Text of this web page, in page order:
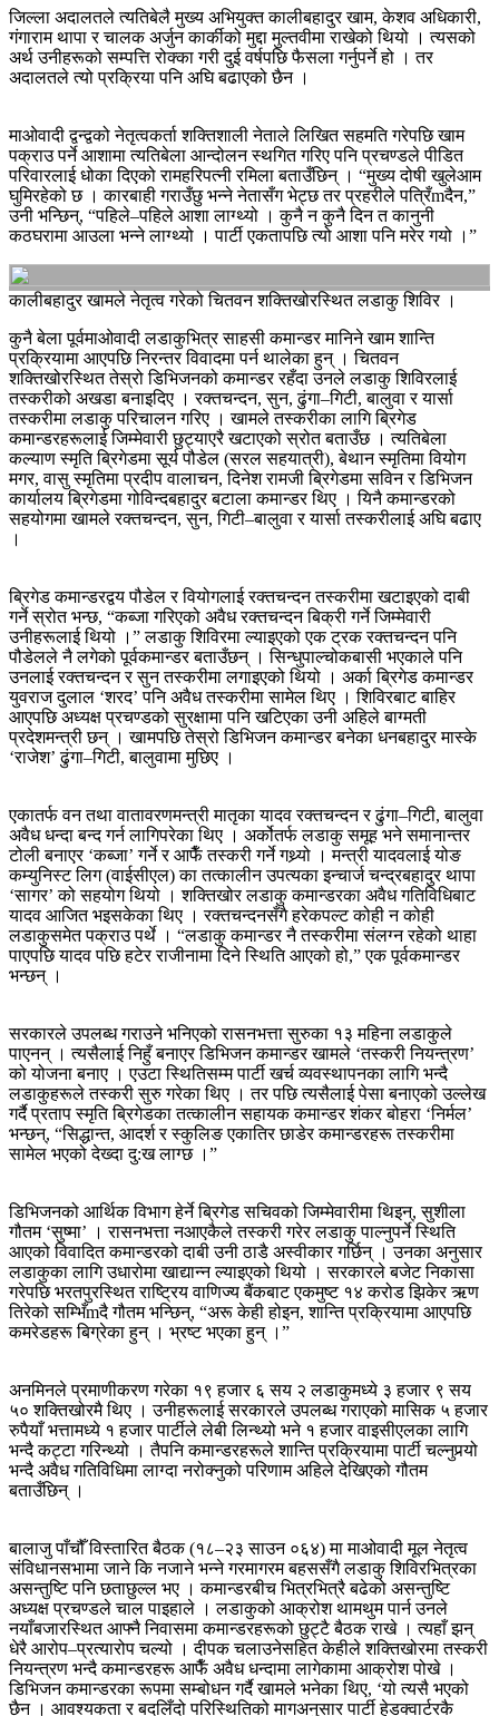
जिल्ला अदालतले त्यतिबेलै मुख्य अभियुक्त कालीबहादुर खाम, केशव अधिकारी,
गंगाराम थापा र चालक अर्जुन कार्कीको मुद्दा मुल्तवीमा राखेको थियो । त्यसको
अर्थ उनीहरूको सम्पत्ति रोक्का गरी दुई वर्षपछि फैसला गर्नुपर्ने हो । तर
अदालतले त्यो प्रक्रिया पनि अघि बढाएको छैन ।
माओवादी द्वन्द्वको नेतृत्वकर्ता शक्तिशाली नेताले लिखित सहमति गरेपछि खाम
पक्राउ पर्ने आशामा त्यतिबेला आन्दोलन स्थगित गरिए पनि प्रचण्डले पीडित
परिवारलाई धोका दिएको रामहरिपत्नी रमिला बताउँछिन् । “मुख्य दोषी खुलेआम
घुमिरहेको छ । कारबाही गराउँछु भन्‍ने नेतासँग भेट्छ तर प्रहरीले पत्रिँmदैन,”
उनी भन्छिन्, “पहिले–पहिले आशा लाग्थ्यो । कुनै न कुनै दिन त कानुनी
कठघरामा आउला भन्‍ने लाग्थ्यो । पार्टी एकतापछि त्यो आशा पनि मरेर गयो ।”
कालीबहादुर खामले नेतृत्व गरेको चितवन शक्तिखोरस्थित लडाकु शिविर ।
कुनै बेला पूर्वमाओवादी लडाकुभित्र साहसी कमान्डर मानिने खाम शान्ति
प्रक्रियामा आएपछि निरन्तर विवादमा पर्न थालेका हुन् । चितवन
शक्तिखोरस्थित तेस्रो डिभिजनको कमान्डर रहँदा उनले लडाकु शिविरलाई
तस्करीको अखडा बनाइदिए । रक्तचन्दन, सुन, ढुंगा–गिटी, बालुवा र यार्सा
तस्करीमा लडाकु परिचालन गरिए । खामले तस्करीका लागि ब्रिगेड
कमान्डरहरूलाई जिम्मेवारी छुट्याएरै खटाएको स्रोत बताउँछ । त्यतिबेला
कल्याण स्मृति ब्रिगेडमा सूर्य पौडेल (सरल सहयात्री), बेथान स्मृतिमा वियोग
मगर, वासु स्मृतिमा प्रदीप वालाचन, दिनेश रामजी ब्रिगेडमा सविन र डिभिजन
कार्यालय ब्रिगेडमा गोविन्दबहादुर बटाला कमान्डर थिए । यिनै कमान्डरको
सहयोगमा खामले रक्तचन्दन, सुन, गिटी–बालुवा र यार्सा तस्करीलाई अघि बढाए
।
ब्रिगेड कमान्डरद्वय पौडेल र वियोगलाई रक्तचन्दन तस्करीमा खटाइएको दाबी
गर्ने स्रोत भन्छ, “कब्जा गरिएको अवैध रक्तचन्दन बिक्री गर्ने जिम्मेवारी
उनीहरूलाई थियो ।” लडाकु शिविरमा ल्याइएको एक ट्रक रक्तचन्दन पनि
पौडेलले नै लगेको पूर्वकमान्डर बताउँछन् । सिन्धुपाल्चोकबासी भएकाले पनि
उनलाई रक्तचन्दन र सुन तस्करीमा लगाइएको थियो । अर्का ब्रिगेड कमान्डर
युवराज दुलाल ‘शरद’ पनि अवैध तस्करीमा सामेल थिए । शिविरबाट बाहिर
आएपछि अध्यक्ष प्रचण्डको सुरक्षामा पनि खटिएका उनी अहिले बाग्मती
प्रदेशमन्त्री छन् । खामपछि तेस्रो डिभिजन कमान्डर बनेका धनबहादुर मास्के
‘राजेश’ ढुंगा–गिटी, बालुवामा मुछिए ।
एकातर्फ वन तथा वातावरणमन्त्री मातृका यादव रक्तचन्दन र ढुंगा–गिटी, बालुवा
अवैध धन्दा बन्द गर्न लागिपरेका थिए । अर्कोतर्फ लडाकु समूह भने समानान्तर
टोली बनाएर ‘कब्जा’ गर्ने र आफैँ तस्करी गर्ने गथ्र्यो । मन्त्री यादवलाई योङ
कम्युनिस्ट लिग (वाईसीएल) का तत्कालीन उपत्यका इन्चार्ज चन्द्रबहादुर थापा
‘सागर’ को सहयोग थियो । शक्तिखोर लडाकु कमान्डरका अवैध गतिविधिबाट
यादव आजित भइसकेका थिए । रक्तचन्दनसँगै हरेकपल्ट कोही न कोही
लडाकुसमेत पक्राउ पर्थे । “लडाकु कमान्डर नै तस्करीमा संलग्न रहेको थाहा
पाएपछि यादव पछि हटेर राजीनामा दिने स्थिति आएको हो,” एक पूर्वकमान्डर
भन्छन् ।
सरकारले उपलब्ध गराउने भनिएको रासनभत्ता सुरुका १३ महिना लडाकुले
पाएनन् । त्यसैलाई निहुँ बनाएर डिभिजन कमान्डर खामले ‘तस्करी नियन्त्रण’
को योजना बनाए । एउटा स्थितिसम्म पार्टी खर्च व्यवस्थापनका लागि भन्दै
लडाकुहरूले तस्करी सुरु गरेका थिए । तर पछि त्यसैलाई पेसा बनाएको उल्लेख
गर्दै प्रताप स्मृति ब्रिगेडका तत्कालीन सहायक कमान्डर शंकर बोहरा ‘निर्मल’
भन्छन्, “सिद्धान्त, आदर्श र स्कुलिङ एकातिर छाडेर कमान्डरहरू तस्करीमा
सामेल भएको देख्दा दु:ख लाग्छ ।”
डिभिजनको आर्थिक विभाग हेर्ने ब्रिगेड सचिवको जिम्मेवारीमा थिइन्, सुशीला
गौतम ‘सुष्मा’ । रासनभत्ता नआएकैले तस्करी गरेर लडाकु पाल्नुपर्ने स्थिति
आएको विवादित कमान्डरको दाबी उनी ठाडै अस्वीकार गर्छिन् । उनका अनुसार
लडाकुका लागि उधारोमा खाद्यान्‍न ल्याइएको थियो । सरकारले बजेट निकासा
गरेपछि भरतपुरस्थित राष्ट्रिय वाणिज्य बैंकबाट एकमुष्ट १४ करोड झिकेर ऋण
तिरेको सम्भिँmदै गौतम भन्छिन्, “अरू केही होइन, शान्ति प्रक्रियामा आएपछि
कमरेडहरू बिग्रेका हुन् । भ्रष्ट भएका हुन् ।”
अनमिनले प्रमाणीकरण गरेका १९ हजार ६ सय २ लडाकुमध्ये ३ हजार ९ सय
५० शक्तिखोरमै थिए । उनीहरूलाई सरकारले उपलब्ध गराएको मासिक ५ हजार
रुपैयाँ भत्तामध्ये १ हजार पार्टीले लेबी लिन्थ्यो भने १ हजार वाइसीएलका लागि
भन्दै कट्टा गरिन्थ्यो । तैपनि कमान्डरहरूले शान्ति प्रक्रियामा पार्टी चल्नुपर्‍यो
भन्दै अवैध गतिविधिमा लाग्दा नरोक्नुको परिणाम अहिले देखिएको गौतम
बताउँछिन् ।
बालाजु पाँचौँ विस्तारित बैठक (१८–२३ साउन ०६४) मा माओवादी मूल नेतृत्व
संविधानसभामा जाने कि नजाने भन्‍ने गरमागरम बहससँगै लडाकु शिविरभित्रका
असन्तुष्टि पनि छताछुल्ल भए । कमान्डरबीच भित्रभित्रै बढेको असन्तुष्टि
अध्यक्ष प्रचण्डले चाल पाइहाले । लडाकुको आक्रोश थामथुम पार्न उनले
नयाँबजारस्थित आफ्नै निवासमा कमान्डरहरूको छुट्टै बैठक राखे । त्यहाँ झन्
धेरै आरोप–प्रत्यारोप चल्यो । दीपक चलाउनेसहित केहीले शक्तिखोरमा तस्करी
नियन्त्रण भन्दै कमान्डरहरू आफैँ अवैध धन्दामा लागेकामा आक्रोश पोखे ।
डिभिजन कमान्डरका रूपमा सम्बोधन गर्दै खामले भनेका थिए, ‘यो त्यसै भएको
छैन । आवश्यकता र बदलिँदो परिस्थितिको मागअनुसार पार्टी हेडक्वार्टरकै